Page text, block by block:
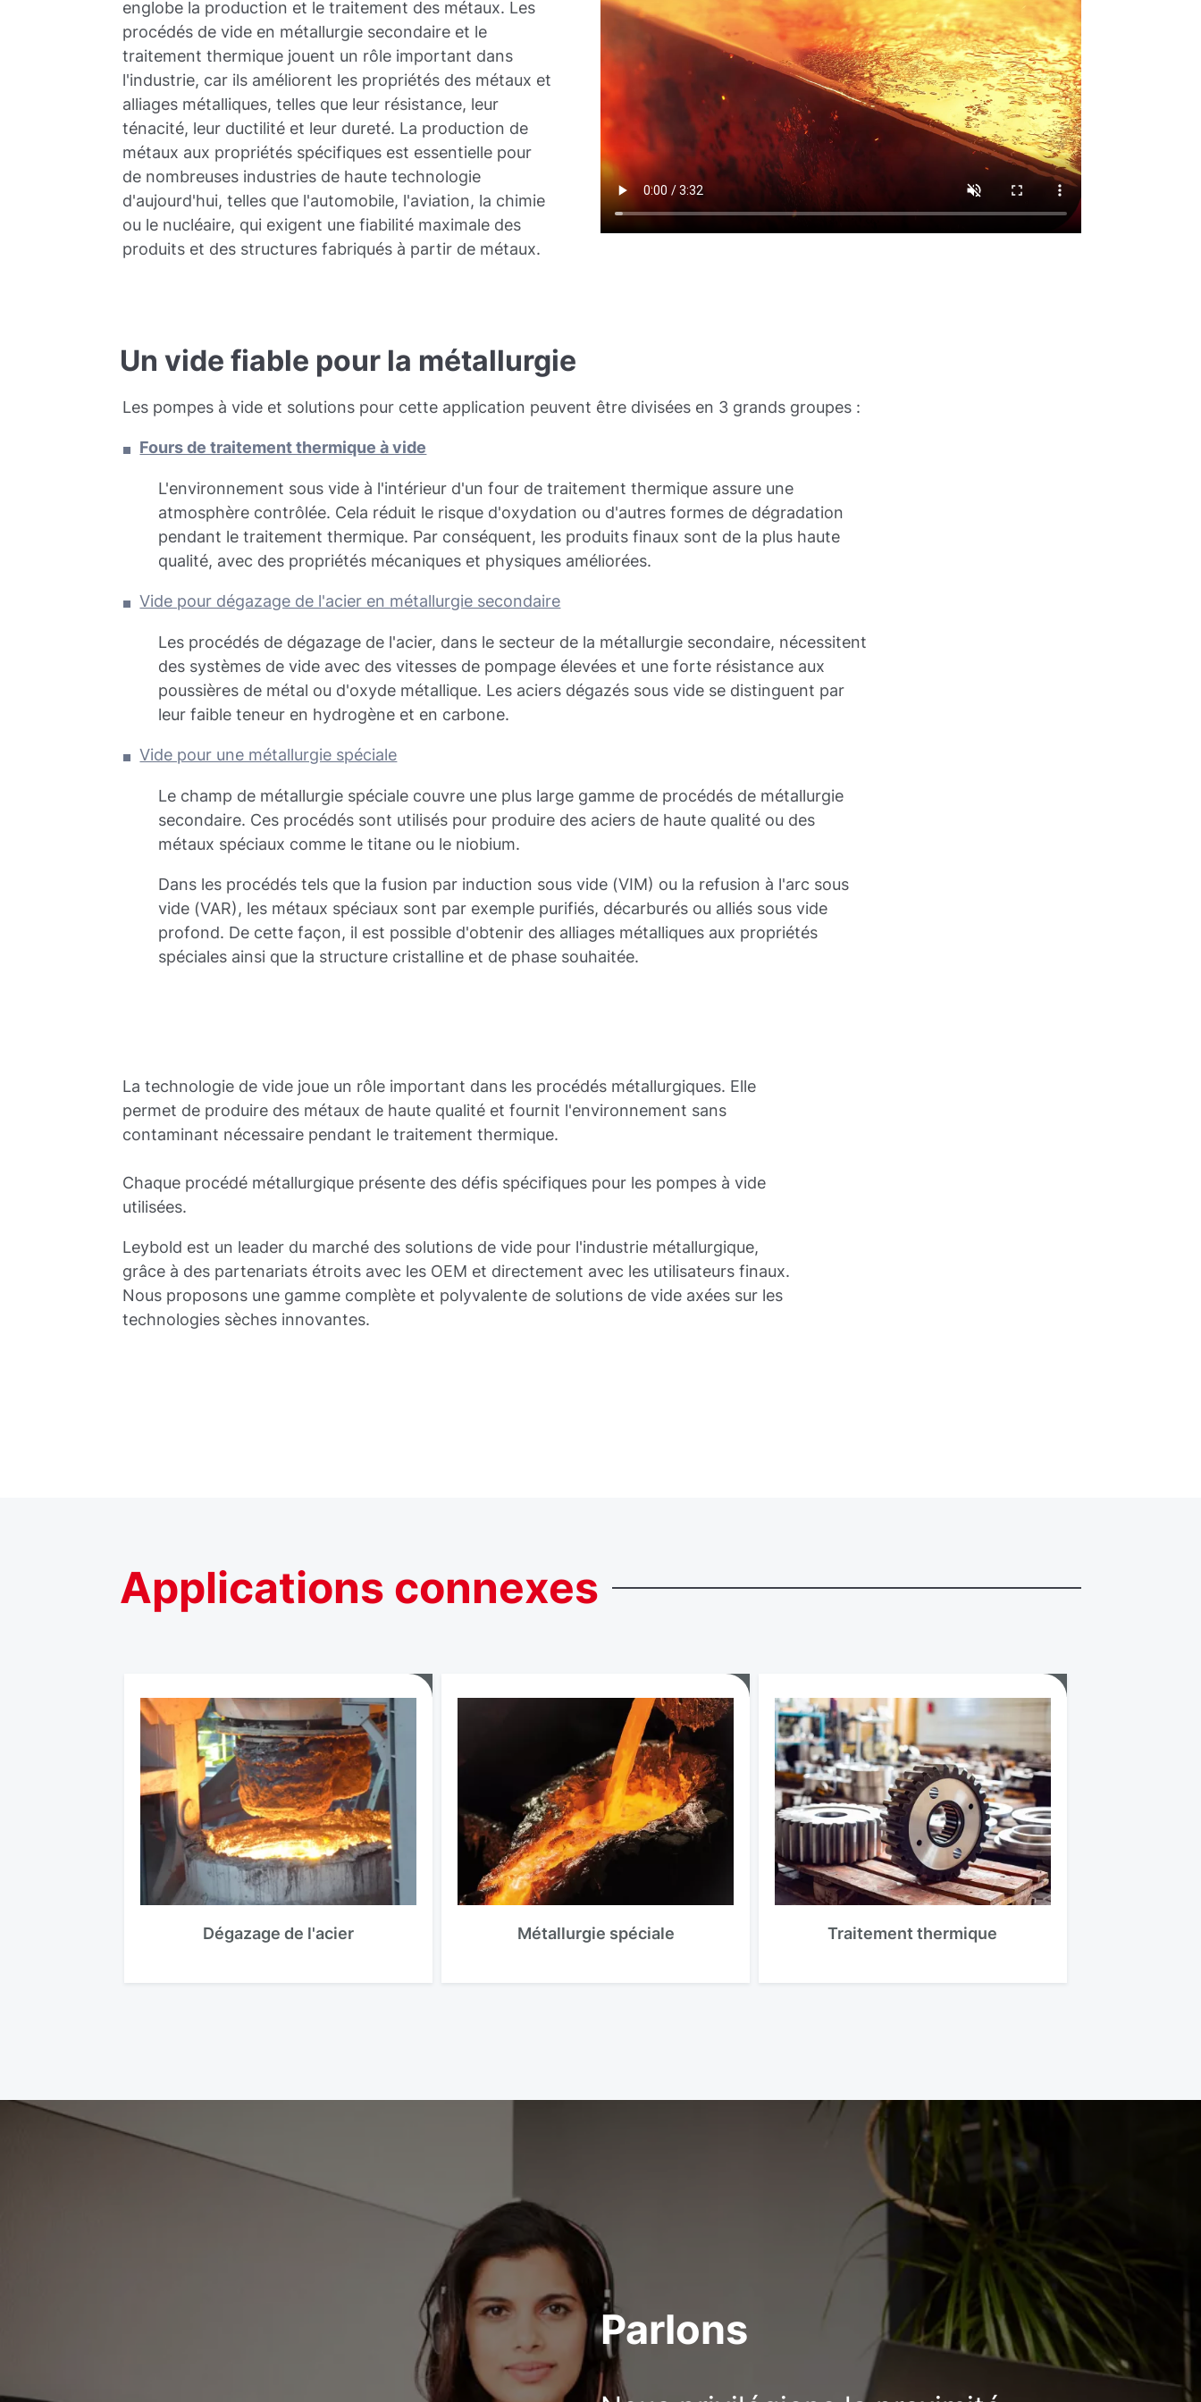
englobe la production et le traitement des métaux. Les
procédés de vide en métallurgie secondaire et le
traitement thermique jouent un rôle important dans
l'industrie, car ils améliorent les propriétés des métaux et
alliages métalliques, telles que leur résistance, leur
ténacité, leur ductilité et leur dureté. La production de
métaux aux propriétés spécifiques est essentielle pour
de nombreuses industries de haute technologie
d'aujourd'hui, telles que l'automobile, l'aviation, la chimie
ou le nucléaire, qui exigent une fiabilité maximale des
produits et des structures fabriqués à partir de métaux.
Un vide fiable pour la métallurgie
Les pompes à vide et solutions pour cette application peuvent être divisées en 3 grands groupes :
Fours de traitement thermique à vide
L'environnement sous vide à l'intérieur d'un four de traitement thermique assure une
atmosphère contrôlée. Cela réduit le risque d'oxydation ou d'autres formes de dégradation
pendant le traitement thermique. Par conséquent, les produits finaux sont de la plus haute
qualité, avec des propriétés mécaniques et physiques améliorées.
Vide pour dégazage de l'acier en métallurgie secondaire
Les procédés de dégazage de l'acier, dans le secteur de la métallurgie secondaire, nécessitent
des systèmes de vide avec des vitesses de pompage élevées et une forte résistance aux
poussières de métal ou d'oxyde métallique. Les aciers dégazés sous vide se distinguent par
leur faible teneur en hydrogène et en carbone.
Vide pour une métallurgie spéciale
Le champ de métallurgie spéciale couvre une plus large gamme de procédés de métallurgie
secondaire. Ces procédés sont utilisés pour produire des aciers de haute qualité ou des
métaux spéciaux comme le titane ou le niobium.
Dans les procédés tels que la fusion par induction sous vide (VIM) ou la refusion à l'arc sous
vide (VAR), les métaux spéciaux sont par exemple purifiés, décarburés ou alliés sous vide
profond. De cette façon, il est possible d'obtenir des alliages métalliques aux propriétés
spéciales ainsi que la structure cristalline et de phase souhaitée.
La technologie de vide joue un rôle important dans les procédés métallurgiques. Elle
permet de produire des métaux de haute qualité et fournit l'environnement sans
contaminant nécessaire pendant le traitement thermique.
Chaque procédé métallurgique présente des défis spécifiques pour les pompes à vide
utilisées.
Leybold est un leader du marché des solutions de vide pour l'industrie métallurgique,
grâce à des partenariats étroits avec les OEM et directement avec les utilisateurs finaux.
Nous proposons une gamme complète et polyvalente de solutions de vide axées sur les
technologies sèches innovantes.
Applications connexes
Dégazage de l'acier Métallurgie spéciale Traitement thermique
Parlons